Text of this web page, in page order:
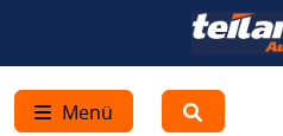
Menü